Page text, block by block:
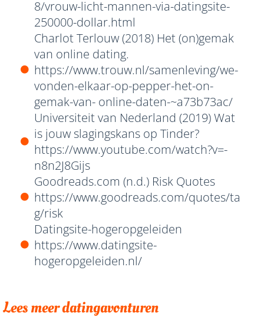
8/vrouw-licht-mannen-via-datingsite-
250000-dollar.html
Charlot Terlouw (2018) Het (on)gemak
van online dating.
https://www.trouw.nl/samenleving/we-
vonden-elkaar-op-pepper-het-on-
gemak-van- online-daten-~a73b73ac/
Universiteit van Nederland (2019) Wat
is jouw slagingskans op Tinder?
https://www.youtube.com/watch?v=-
n8n2J8Gijs
Goodreads.com (n.d.) Risk Quotes
https://www.goodreads.com/quotes/ta
g/risk
Datingsite-hogeropgeleiden
https://www.datingsite-
hogeropgeleiden.nl/
Lees meer datingavonturen